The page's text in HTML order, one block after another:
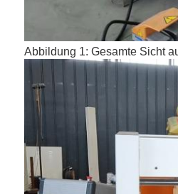
Abbildung 1: Gesamte Sicht